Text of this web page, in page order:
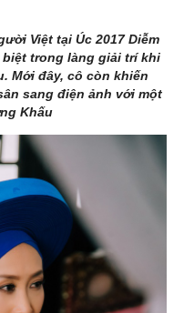
Việt tại Úc 2017 Diễm
biệt trong làng giải trí khi
Mới đây, cô còn khiến
sang điện ảnh với một
Khấu